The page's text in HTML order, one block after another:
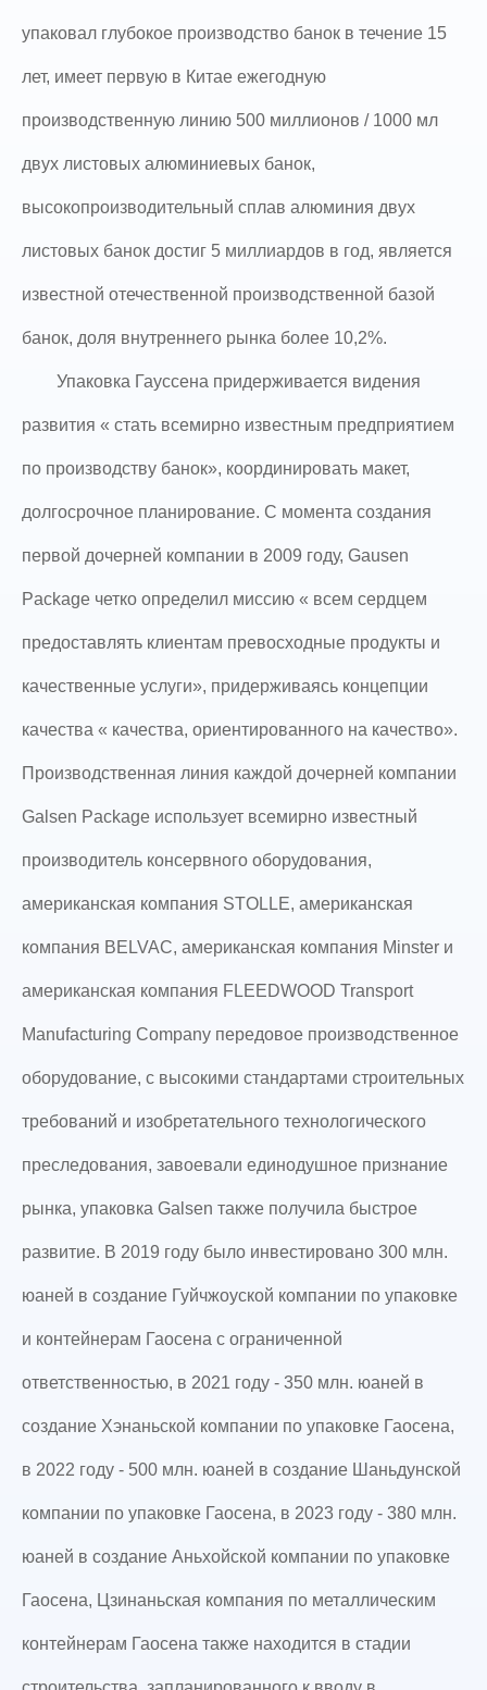
упаковал глубокое производство банок в течение 15
лет, имеет первую в Китае ежегодную
производственную линию 500 миллионов / 1000 мл
двух листовых алюминиевых банок,
высокопроизводительный сплав алюминия двух
листовых банок достиг 5 миллиардов в год, является
известной отечественной производственной базой
банок, доля внутреннего рынка более 10,2%.
Упаковка Гауссена придерживается видения
развития « стать всемирно известным предприятием
по производству банок», координировать макет,
долгосрочное планирование. С момента создания
первой дочерней компании в 2009 году, Gausen
Package четко определил миссию « всем сердцем
предоставлять клиентам превосходные продукты и
качественные услуги», придерживаясь концепции
качества « качества, ориентированного на качество».
Производственная линия каждой дочерней компании
Galsen Package использует всемирно известный
производитель консервного оборудования,
американская компания STOLLE, американская
компания BELVAC, американская компания Minster и
американская компания FLEEDWOOD Transport
Manufacturing Company передовое производственное
оборудование, с высокими стандартами строительных
требований и изобретательного технологического
преследования, завоевали единодушное признание
рынка, упаковка Galsen также получила быстрое
развитие. В 2019 году было инвестировано 300 млн.
юаней в создание Гуйчжоуской компании по упаковке
и контейнерам Гаосена с ограниченной
ответственностью, в 2021 году - 350 млн. юаней в
создание Хэнаньской компании по упаковке Гаосена,
в 2022 году - 500 млн. юаней в создание Шаньдунской
компании по упаковке Гаосена, в 2023 году - 380 млн.
юаней в создание Аньхойской компании по упаковке
Гаосена, Цзинаньская компания по металлическим
контейнерам Гаосена также находится в стадии